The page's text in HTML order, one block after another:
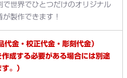
で世界でひとつだけのオリジナル
が製作できます！
金・校正代金・彫刻代金）
作成する必要がある場合には別途
。）